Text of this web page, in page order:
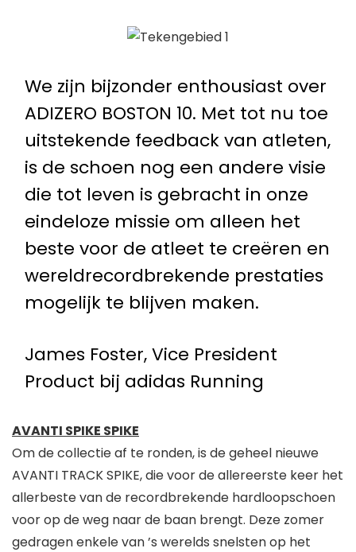
We zijn bijzonder enthousiast over
ADIZERO BOSTON 10. Met tot nu toe
uitstekende feedback van atleten,
is de schoen nog een andere visie
die tot leven is gebracht in onze
eindeloze missie om alleen het
beste voor de atleet te creëren en
wereldrecordbrekende prestaties
mogelijk te blijven maken.
James Foster, Vice President
Product bij adidas Running
AVANTI SPIKE SPIKE
Om de collectie af te ronden, is de geheel nieuwe
AVANTI TRACK SPIKE, die voor de allereerste keer het
allerbeste van de recordbrekende hardloopschoen
voor op de weg naar de baan brengt. Deze zomer
gedragen enkele van ’s werelds snelsten op het